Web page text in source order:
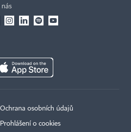
Ochrana osobních údajů
Prohlášení o cookies